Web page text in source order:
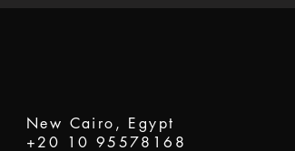
New Cairo, Egypt
+20 10 95578168